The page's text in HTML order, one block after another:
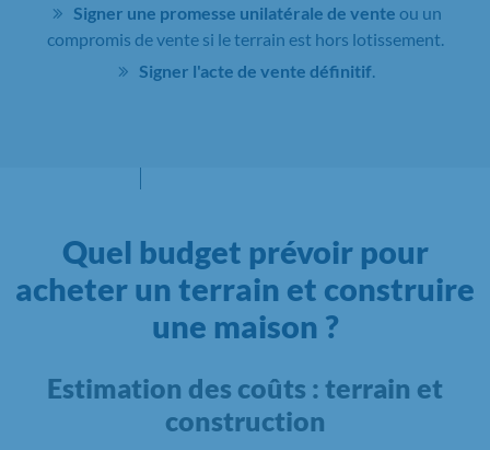
Signer une promesse unilatérale de vente ou un
compromis de vente si le terrain est hors lotissement.
Signer l'acte de vente définitif
Quel budget prévoir pour
acheter un terrain et construire
une maison ?
Estimation des coûts : terrain et
construction